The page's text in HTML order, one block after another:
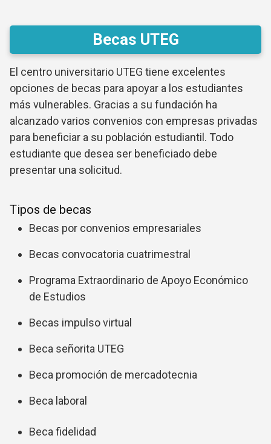
Becas UTEG
El centro universitario UTEG tiene excelentes
opciones de becas para apoyar a los estudiantes
más vulnerables. Gracias a su fundación ha
alcanzado varios convenios con empresas privadas
para beneficiar a su población estudiantil. Todo
estudiante que desea ser beneficiado debe
presentar una solicitud.
Tipos de becas
Becas por convenios empresariales
Becas convocatoria cuatrimestral
Programa Extraordinario de Apoyo Económico
de Estudios
Becas impulso virtual
Beca señorita UTEG
Beca promoción de mercadotecnia
Beca laboral
Beca fidelidad